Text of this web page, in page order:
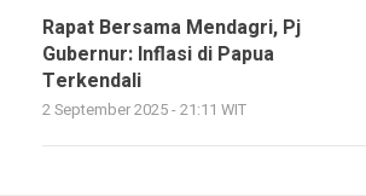
Rapat Bersama Mendagri, Pj
Gubernur: Inflasi di Papua
Terkendali
2 September 2025 - 21:11 WIT